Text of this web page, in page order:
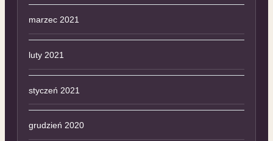
marzec 2021
luty 2021
styczeń 2021
grudzień 2020